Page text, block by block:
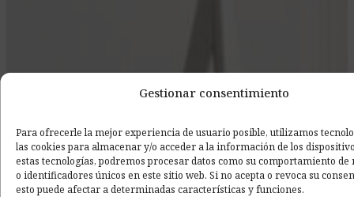
Gestionar consentimiento
Para ofrecerle la mejor experiencia de usuario posible, utilizamos
las cookies para almacenar y/o acceder a la información de los
estas tecnologías, podremos procesar datos como su comportamiento de
o identificadores únicos en este sitio web. Si no acepta o revoca su
esto puede afectar a determinadas características y funciones.